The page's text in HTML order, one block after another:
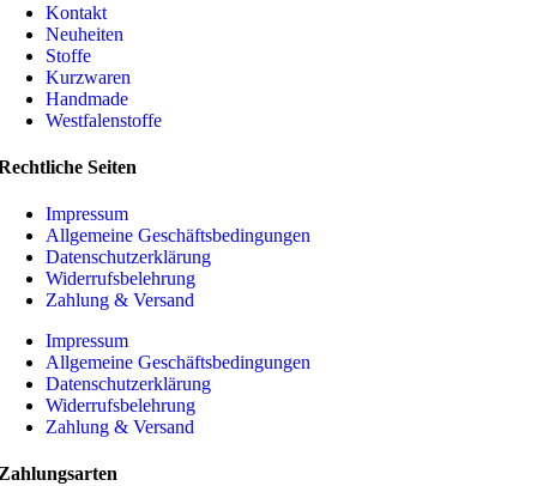
Kontakt
Neuheiten
Stoffe
Kurzwaren
Handmade
Westfalenstoffe
Seiten
Impressum
Allgemeine Geschäftsbedingungen
Datenschutzerklärung
Widerrufsbelehrung
Zahlung & Versand
Impressum
Allgemeine Geschäftsbedingungen
Datenschutzerklärung
Widerrufsbelehrung
Zahlung & Versand